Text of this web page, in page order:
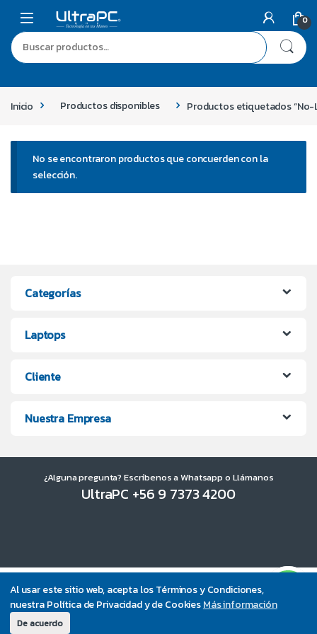
Al usar este sitio web, acepta los Términos y Condiciones,
nuestra Política de Privacidad y de CookiesMás información
De acuerdo
0
Inicio Productos disponibles Productos etiquetados “No-
No se encontraron productos que concuerden con la
selección.
Categorías
Laptops
Cliente
Nuestra Empresa
¿Alguna pregunta? Escríbenos a Whatsapp o Llámanos
UltraPC +56 9 7373 4200